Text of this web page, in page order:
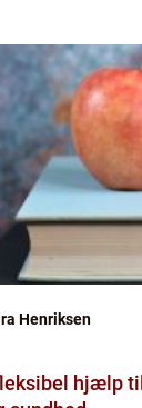
Henriksen
hjælp til